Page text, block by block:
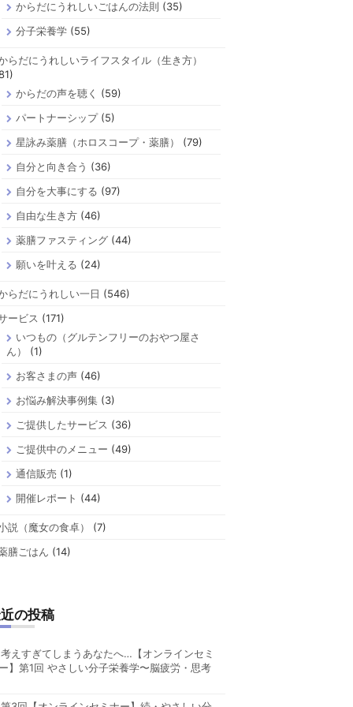
からだにうれしいごはんの法則 (35)
分子栄養学(55)
らだにうれしいライフスタイル（生き方）
からだの声を聴く
(59)
パートナーシップ(5)
星詠み薬膳（ホロスコープ・薬膳）
(79)
自分と向き合う (36)
自分を大事にする (97)
自由な生き方(46)
薬膳ファスティング(44)
願いを叶える (24)
らだにうれしい一日 (546)
ービス (171)
いつもの（グルテンフリーのおやつ屋さ
ん）
(1)
お客さまの声(46)
お悩み解決事例集 (3)
ご提供したサービス (36)
ご提供中のメニュー (49)
通信販売 (1)
開催レポート (44)
説（魔女の食卓）
(7)
膳ごはん (14)
の投稿
考えすぎてしまうあなたへ…【オンラインセミ
】第1回 やさしい分子栄養学〜脳疲労・思考